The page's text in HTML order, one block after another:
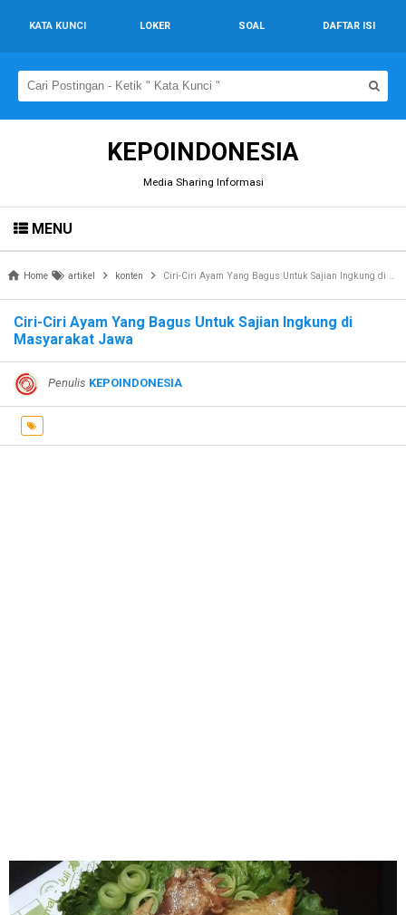
KATA KUNCI LOKER SOAL DAFTAR ISI
KEPOINDONESIA
Media Sharing Informasi
MENU
Home artikel konten Ciri-Ciri Ayam Yang Bagus Untuk Sajian Ingkung di Masyarakat Jawa
Ciri-Ciri Ayam Yang Bagus Untuk Sajian Ingkung di
Masyarakat Jawa
Penulis KEPOINDONESIA